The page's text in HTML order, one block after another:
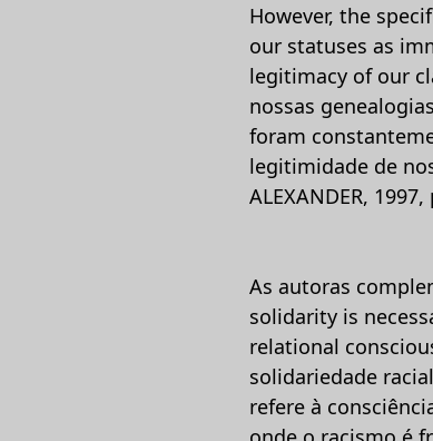
However, the
our statuses as
legitimacy of our
nossas
foram
legitimidade de
ALEXANDER, 1997,
As autoras
solidarity is
relational
solidariedade
refere à